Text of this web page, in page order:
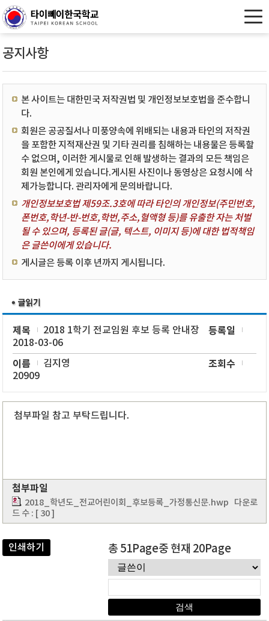
공지사항
본 사이트는 대한민국 저작권법 및 개인정보보호법을 준수합니
다.
회원은 공공질서나 미풍양속에 위배되는 내용과 타인의 저작권
을 포함한 지적재산권 및 기타 권리를 침해하는 내용물은 등록할
수 없으며, 이러한 게시물로 인해 발생하는 결과의 모든 책임은
회원 본인에게 있습니다.게시된 사진이나 동영상은 요청시에 삭
제가능합니다. 관리자에게 문의바랍니다.
개인정보보호법 제59조.3호에 따라 타인의 개인정보(주민번호,
폰번호,학년-반-번호,학번,주소,혈액형 등)를 유출한 자는 처벌
될 수 있으며, 등록된 글(글, 텍스트, 이미지 등)에 대한 법적책임
은 글쓴이에게 있습니다.
게시글은 등록 이후 년까지 게시됩니다.
제목 2018 1학기 전교임원 후보 등록 안내장 등록일
2018-03-06
이름 김지영 조회수
20909
첨부파일 참고 부탁드립니다.
첨부파일
2018_학년도_전교어린이회_후보등록_가정통신문.hwp 다운로
드 수 : [ 30 ]
인쇄하기 총 51Page중 현재 20Page